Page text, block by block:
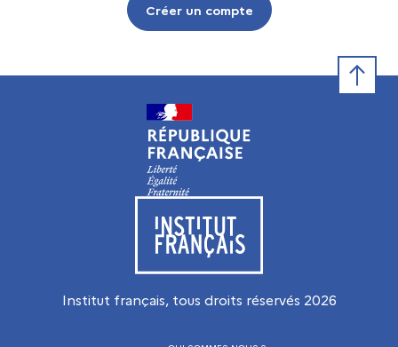
Créer un compte
Visiter le site de l’Institut français
Institut français, tous droits réservés 2026